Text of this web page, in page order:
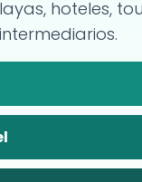
hoteles,